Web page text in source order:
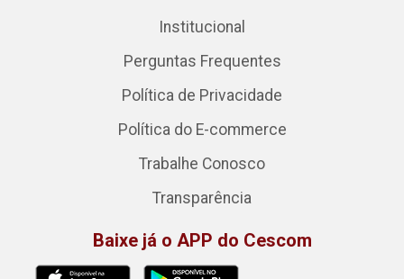
Institucional
Perguntas Frequentes
Política de Privacidade
Política do E-commerce
Trabalhe Conosco
Transparência
Baixe já o APP do Cescom